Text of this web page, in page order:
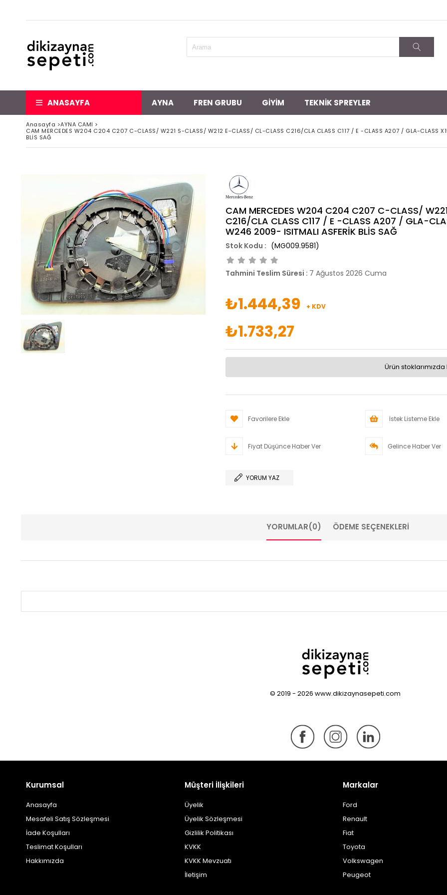
ANASAYFA AYNA FREN GRUBU GİYİM TEKNİK SPREYLER
Anasayfa >AYNA CAMI >
CAM MERCEDES W204 C204 C207 C-CLASS/ W221 S-CLASS/ W212 E-CLASS/ CL-CLASS C216/CLA CLASS C117 / E -CLASS A207 / GLA-CLASS
BLİS SAĞ
CAM MERCEDES W204 C204 C207 C-CLASS/
C216/CLA CLASS C117 / E -CLASS A207 / GLA-
W246 2009- ISITMALI ASFERİK BLİS SAĞ
(MG009.9581)
Tahmini Teslim Süresi : 7 Ağustos 2026 Cuma
₺1.444,39 + KDV
₺1.733,27
Ürün stoklarımızda
Favorilere Ekle İstek Listeme Ekle
Fiyat Düşünce Haber Ver Gelince Haber Ver
YORUM YAZ
YORUMLAR(0) ÖDEME SEÇENEKLERI
© 2019 - 2026 www.dikizaynasepeti.com
Kurumsal
Anasayfa
Mesafeli Satış Sözleşmesi
İade Koşulları
Teslimat Koşulları
Hakkımızda
Müşteri İlişkileri
Üyelik
Üyelik Sözleşmesi
Gizlilik Politikası
KVKK
KVKK Mevzuatı
İletişim
Markalar
Ford
Renault
Fiat
Toyota
Volkswagen
Peugeot